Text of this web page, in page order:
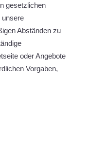
gesetzlichen
unsere
Abständen zu
oder Angebote
Vorgaben,